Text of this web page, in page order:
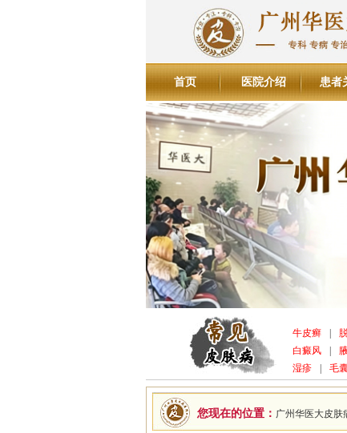
首页 医院介绍 患者
牛皮癣
白癜风
湿疹
毛
您现在的位置： 广州华医大皮肤